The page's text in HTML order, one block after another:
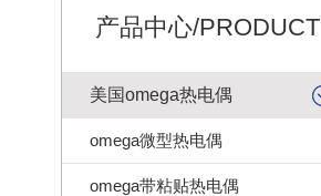
产品中心/PRODUCT
美国omega热电偶
omega微型热电偶
omega带粘贴热电偶